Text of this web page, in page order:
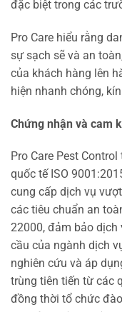
đặc biệt trong các
Pro Care hiểu rằng
sự sạch sẽ và an
của khách hàng lên
hiện nhanh chóng,
Chứng nhận và cam
Pro Care Pest
quốc tế ISO
cung cấp dịch vụ
các tiêu chuẩn an
22000, đảm bảo dịch
cầu của ngành dịch
nghiên cứu và áp
trùng tiên tiến từ các
đồng thời tổ chức